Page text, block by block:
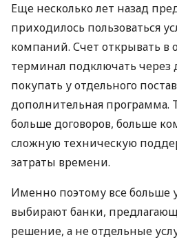
Еще несколько лет назад
приходилось пользоваться
компаний. Счет открывать в
терминал подключать через
покупать у отдельного
дополнительная программа.
больше договоров, больше
сложную техническую
затраты времени.
Именно поэтому все больше
выбирают банки,
решение, а не отдельные